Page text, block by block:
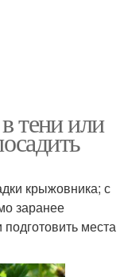
тени или
крыжовника; с
заранее
места